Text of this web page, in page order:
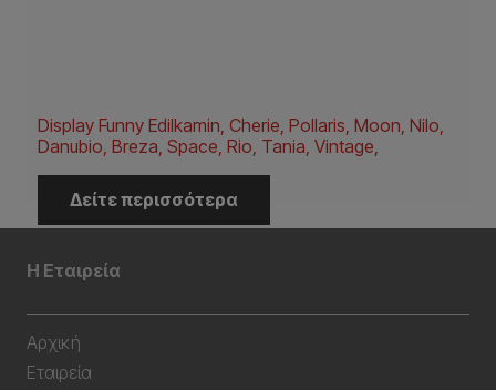
Display Funny Edilkamin, Cherie, Pollaris, Moon, Nilo,
Danubio, Breza, Space, Rio, Tania, Vintage,
Δείτε περισσότερα
Η Εταιρεία
Αρχική
Εταιρεία